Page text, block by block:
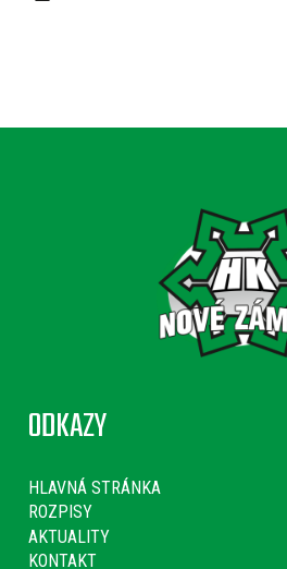
ODKAZY
HLAVNÁ STRÁNKA
ROZPISY
AKTUALITY
KONTAKT